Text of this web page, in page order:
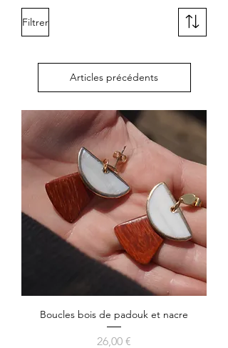
Filtrer
Articles précédents
Boucles bois de padouk et nacre
Prix
26,00 €